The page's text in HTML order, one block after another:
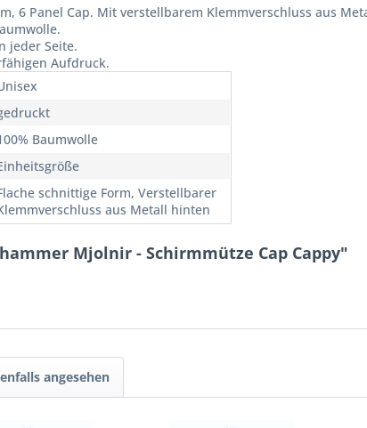
6 Panel Cap. Mit verstellbarem Klemmverschluss aus
jeder Seite.
Aufdruck.
Baumwolle
schnittige Form, Verstellbarer
aus Metall hinten
Mjolnir - Schirmmütze Cap Cappy"
angesehen